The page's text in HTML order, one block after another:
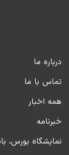
درباره ما
تماس با ما
همه اخبار
خبرنامه
نمایشگاه بورس،